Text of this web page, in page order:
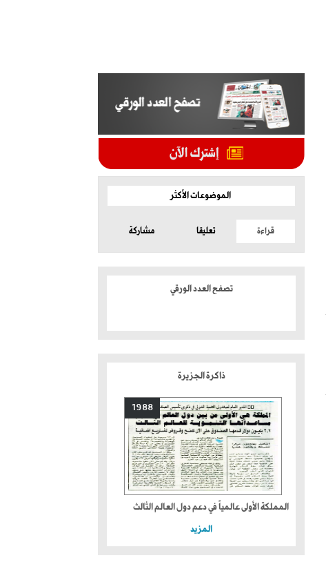
الموضوعات الأكثر
قراءة تعليقا مشاركة
تصفح العدد الورقي
ذاكرة الجزيرة
1988
المملكة الأولى عالمياً في دعم دول العالم الثالث
المزيد